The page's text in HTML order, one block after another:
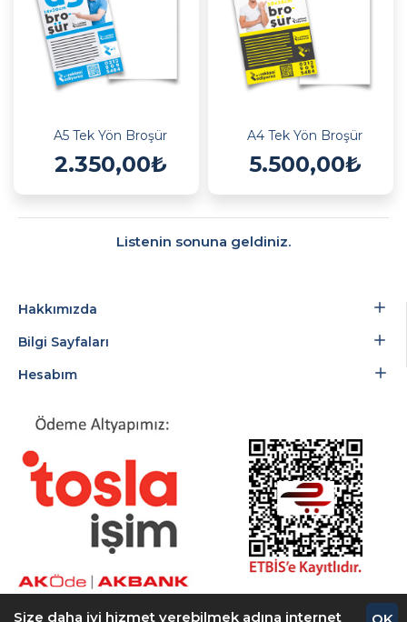
A5 Tek Yön Broşür
2.350,00₺
A4 Tek Yön Broşür
5.500,00₺
Listenin sonuna geldiniz.
Hakkımızda
Bilgi Sayfaları
Hesabım
Size daha iyi hizmet verebilmek adına internet